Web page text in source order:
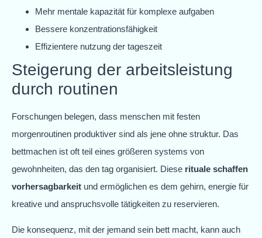
Mehr mentale kapazität für komplexe aufgaben
Bessere konzentrationsfähigkeit
Effizientere nutzung der tageszeit
Steigerung der arbeitsleistung
durch routinen
Forschungen belegen, dass menschen mit festen
morgenroutinen produktiver sind als jene ohne struktur. Das
bettmachen ist oft teil eines größeren systems von
gewohnheiten, das den tag organisiert. Diese rituale schaffen
vorhersagbarkeit und ermöglichen es dem gehirn, energie für
kreative und anspruchsvolle tätigkeiten zu reservieren.
Die konsequenz, mit der jemand sein bett macht, kann auch